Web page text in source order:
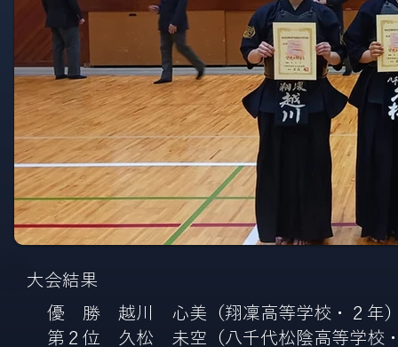
​大会結果
優 勝 越川 心美（翔凜高等学校・２年
第２位 久松 未空（八千代松陰高等学校